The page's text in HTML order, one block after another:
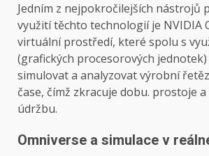
Jedním z nejpokročilejších nástrojů
využití těchto technologií je NVIDIA
virtuální prostředí, které spolu s
(grafických procesorových
simulovat a analyzovat výrobní
čase, čímž zkracuje dobu. prostoje
údržbu.
Omniverse a simulace v